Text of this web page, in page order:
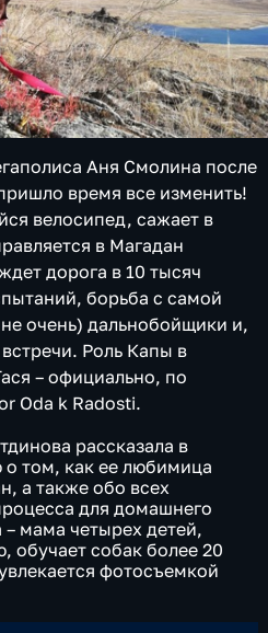
Аня Смолина после
время все изменить!
велосипед, сажает в
в Магадан
дорога в 10 тысяч
борьба с самой
очень) дальнобойщики и,
Роль Капы в
– официально, по
Oda k Radosti.
рассказала в
том, как ее любимица
а также обо всех
для домашнего
мама четырех детей,
обучает собак более 20
фотосъемкой